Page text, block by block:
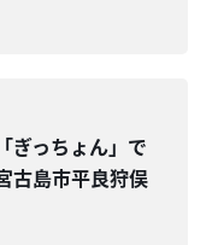
ぎっちょん」で
島市平良狩俣